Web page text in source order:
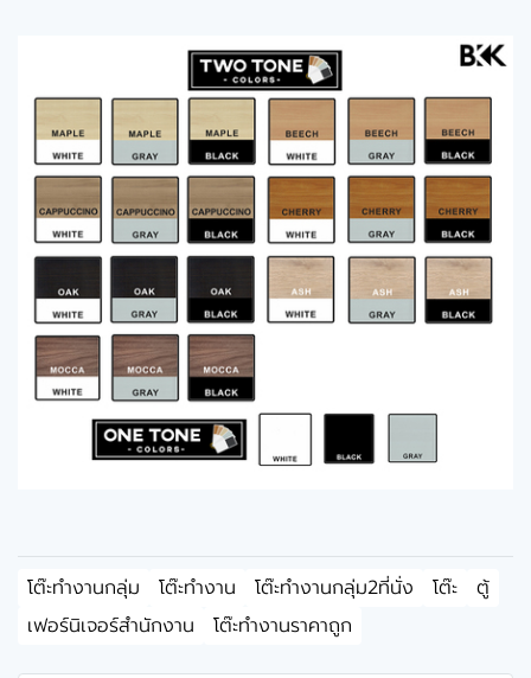
โต๊ะทำงานกลุ่ม โต๊ะทำงาน โต๊ะทำงานกลุ่ม2ที่นั่ง โต๊ะ
ตู้
เฟอร์นิเจอร์สำนักงาน
โต๊ะทำงานราคาถูก